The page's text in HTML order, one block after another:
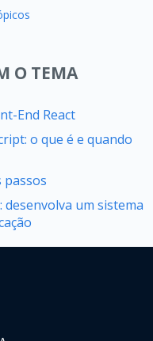
O TEMA
End React
o que é e quando
desenvolva um sistema